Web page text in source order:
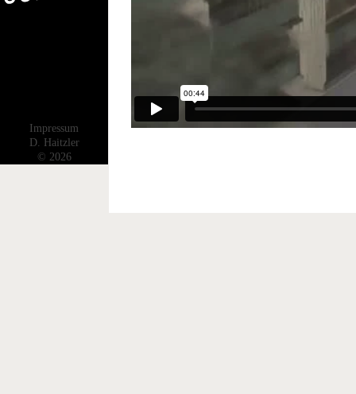
Impressum
D. Haitzler
© 2026